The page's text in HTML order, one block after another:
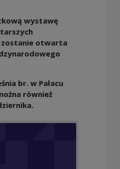
wystawę
zostanie otwarta
br. w Pałacu
również